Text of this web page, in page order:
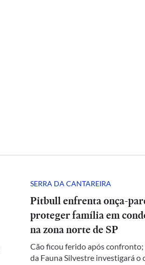
SERRA DA CANTAREIRA
Pitbull enfrenta onça-
proteger família em
na zona norte de SP
Cão ficou ferido após confronto;
da Fauna Silvestre investigará o